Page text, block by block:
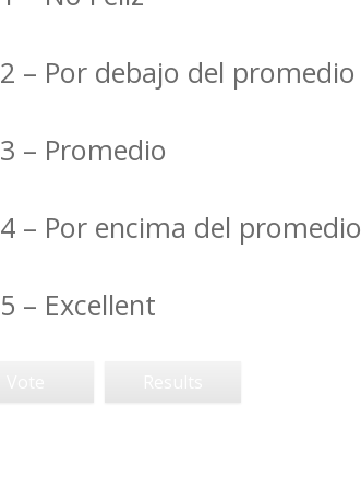
2 – Por debajo del promedio
3 – Promedio
4 – Por encima del promedio
5 – Excellent